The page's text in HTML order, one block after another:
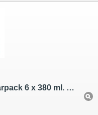
Eye2 Multiplus Prime Groß- Sparpack 6 x 380 ml. Wird nicht mehr hergestellt.